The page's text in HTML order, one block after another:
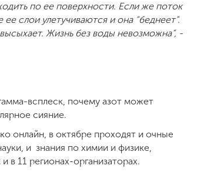
по ее поверхности. Если же поток
слои улетучиваются и она “беднеет”.
Жизнь без воды невозможна”, -
всплеск, почему азот может
сияние.
онлайн, в октябре проходят и очные
и знания по химии и физике,
11 регионах-организаторах.